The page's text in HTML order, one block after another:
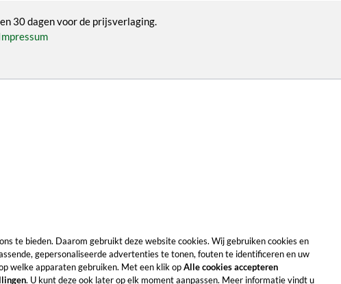
30 dagen voor de prijsverlaging.
te bieden. Daarom gebruikt deze website cookies. Wij gebruiken cookies en
gepersonaliseerde advertenties te tonen, fouten te identificeren en uw
welke apparaten gebruiken. Met een klik opAlle cookies accepteren
. U kunt deze ook later op elk moment aanpassen. Meer informatie vindt u